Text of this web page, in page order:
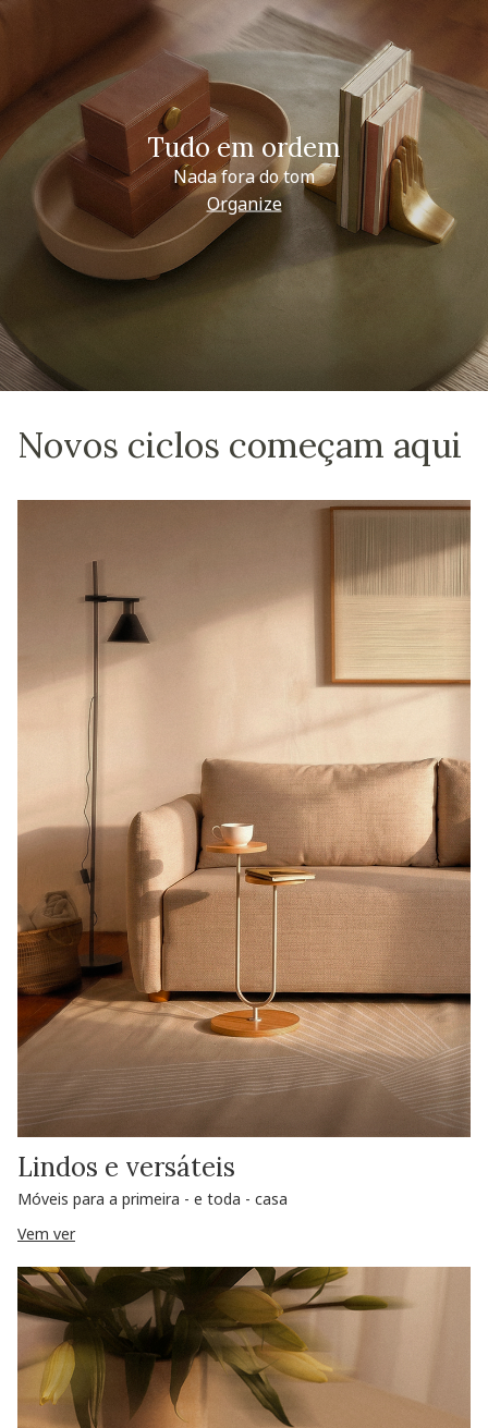
Tudo em ordem
Nada fora do tom
Organize
Novos ciclos começam aqui
Lindos e versáteis
Móveis para a primeira - e toda - casa
Vem ver